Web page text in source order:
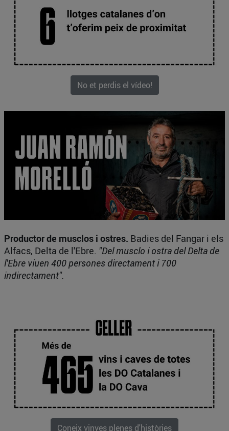
No et perdis el vídeo!
Productor de musclos i ostres. Badies del Fangar i els
Alfacs, Delta de l'Ebre. "Del musclo i ostra del Delta de
l'Ebre viuen 400 persones directament i 700
indirectament".
Coneix vinyes plenes d'històries